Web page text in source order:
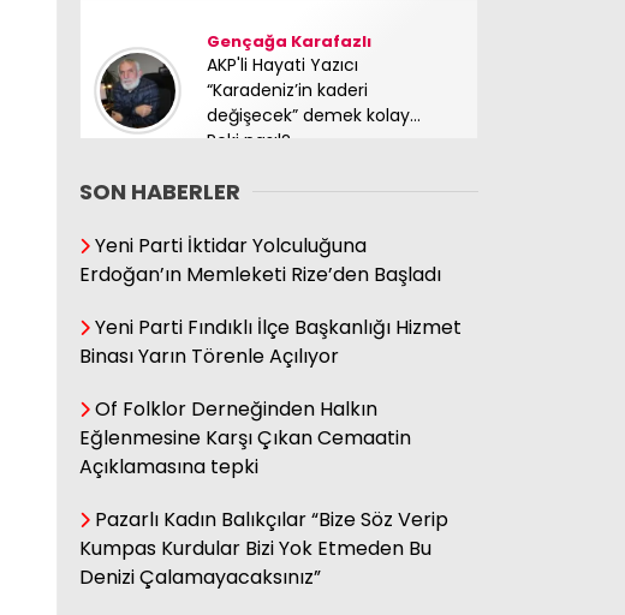
Gençağa Karafazlı
AKP'li Hayati Yazıcı
“Karadeniz’in kaderi
değişecek” demek kolay…
Peki nasıl?
Mücadele arkadaşımız
yoldaşımız TC Sinan Kutay
sağ olsun.
Adnan Onay
CHP RİZE MİTİNGİ: SAHİBİNİN
SESİ
Ali Kasap
.İllada Barış...
SON HABERLER
Yeni Parti İktidar Yolculuğuna
Erdoğan’ın Memleketi Rize’den Başladı
Yeni Parti Fındıklı İlçe Başkanlığı Hizmet
Binası Yarın Törenle Açılıyor
Of Folklor Derneğinden Halkın
Eğlenmesine Karşı Çıkan Cemaatin
Açıklamasına tepki
Pazarlı Kadın Balıkçılar “Bize Söz Verip
Kumpas Kurdular Bizi Yok Etmeden Bu
Denizi Çalamayacaksınız”